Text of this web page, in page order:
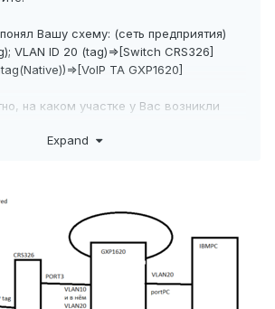
Вашу схему: (сеть предприятия)
VLAN ID 20 (tag)=>[Switch CRS326]
ТА GXP1620]
на каком участке у Вас возникли
ТА отправить
ТА, VLAN ID 10 закрепить за
а tag VLAN ID 20 назначить на PC-
ibmpc поступал нетегированный
Expand